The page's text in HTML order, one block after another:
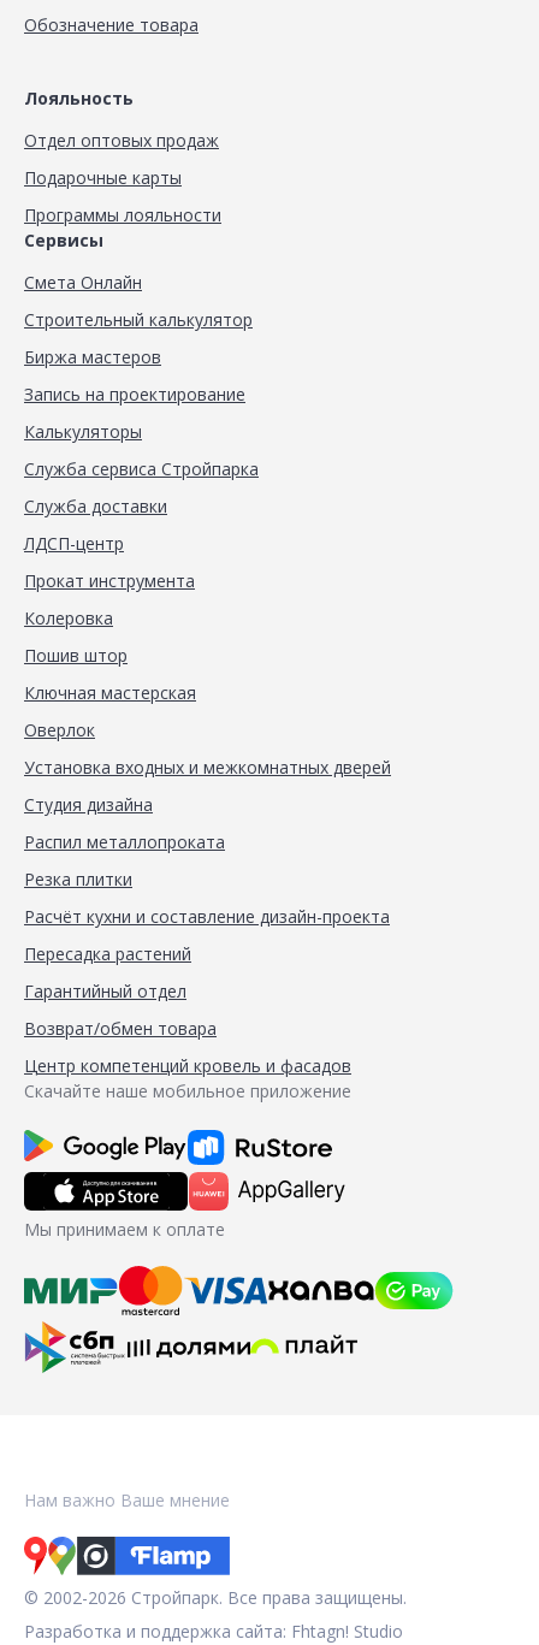
Обозначение товара
Лояльность
Отдел оптовых продаж
Подарочные карты
Программы лояльности
Сервисы
Смета Онлайн
Строительный калькулятор
Биржа мастеров
Запись на проектирование
Калькуляторы
Служба сервиса Стройпарка
Служба доставки
ЛДСП-центр
Прокат инструмента
Колеровка
Пошив штор
Ключная мастерская
Оверлок
Установка входных и межкомнатных дверей
Студия дизайна
Распил металлопроката
Резка плитки
Расчёт кухни и составление дизайн-проекта
Пересадка растений
Гарантийный отдел
Возврат/обмен товара
Центр компетенций кровель и фасадов
Скачайте наше мобильное приложение
Мы принимаем к оплате
Нам важно Ваше мнение
© 2002-2026 Стройпарк. Все права защищены.
Разработка и поддержка сайта: Fhtagn! Studio